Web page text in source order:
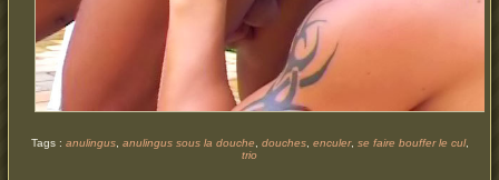
Tags : anulingus, anulingus sous la douche douches, enculer, se faire bouffer le cul,
trio